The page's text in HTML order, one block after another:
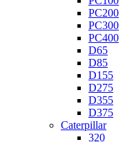
PC200
PC300
PC400
D65
D85
D155
D275
D355
D375
Caterpillar
320